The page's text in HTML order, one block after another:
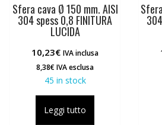
Sfera cava Ø 150 mm. AISI
304 spess 0,8 FINITURA
LUCIDA
10,23€ IVA inclusa
8,38€IVA esclusa
45 in stock
Leggi tutto